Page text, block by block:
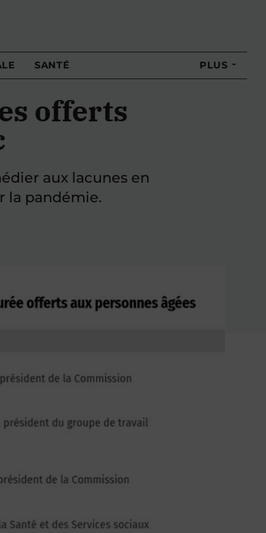
SANTÉ PLUS
offerts
aux lacunes en
la pandémie.